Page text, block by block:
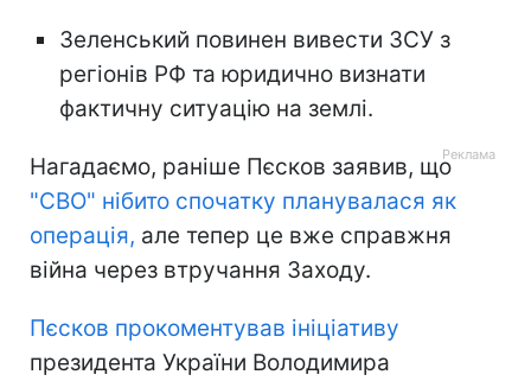
Зеленський повинен вивести ЗСУ з
регіонів РФ та юридично визнати
фактичну ситуацію на землі.
Нагадаємо, раніше Пєсков заявив, що
"СВО" нібито спочатку планувалася як
операція, але тепер це вже справжня
війна через втручання Заходу.
Пєсков прокоментував ініціативу
президента України Володимира